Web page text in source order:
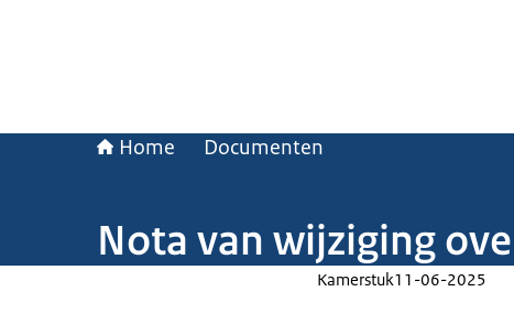
Home Documenten
Nota van wijziging
Kamerstuk11-06-2025